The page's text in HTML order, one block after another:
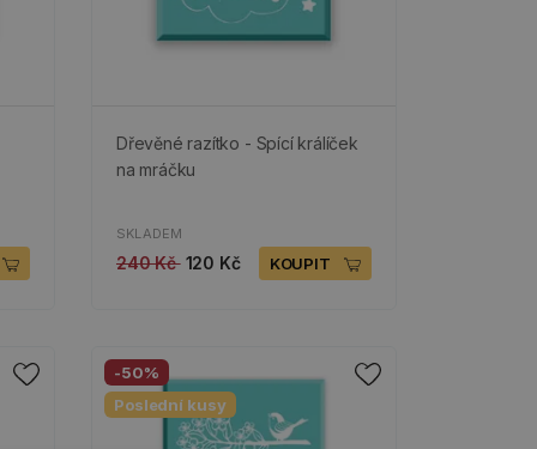
Dřevěné razítko - Spící králíček
na mráčku
SKLADEM
240 Kč 120 Kč KOUPIT
-50%
Poslední kusy